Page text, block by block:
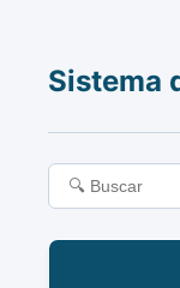
Sistema